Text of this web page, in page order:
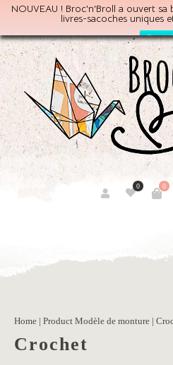
NOUVEAU ! Broc'n'Broll a ouvert sa
livres-sacoches uniques
Par ici!
0
0
Home | Product Modèle de monture |
Crochet